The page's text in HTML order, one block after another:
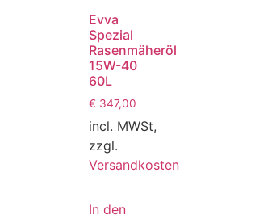
Evva
Spezial
Rasenmäheröl
15W-40
60L
€ 347,00
incl. MWSt,
zzgl.
Versandkosten
In den